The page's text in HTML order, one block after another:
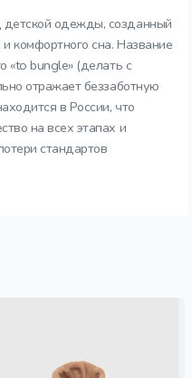
детской одежды, созданный
комфортного сна. Название
«to bungle» (делать с
отражает беззаботную
в России, что
на всех этапах и
стандартов